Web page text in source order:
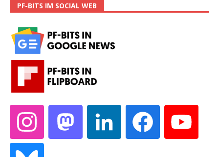
PF-BITS IM SOCIAL WEB